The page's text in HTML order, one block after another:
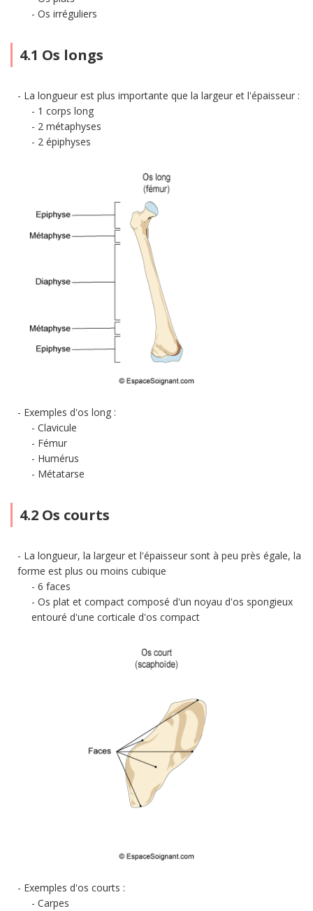
Os irréguliers
4.1 Os longs
La longueur est plus importante que la largeur et l'épaisseur :
1 corps long
2 métaphyses
2 épiphyses
Exemples d'os long :
Clavicule
Fémur
Humérus
Métatarse
4.2 Os courts
La longueur, la largeur et l'épaisseur sont à peu près égale, la
forme est plus ou moins cubique
6 faces
Os plat et compact composé d'un noyau d'os spongieux
entouré d'une corticale d'os compact
Exemples d'os courts :
Carpes